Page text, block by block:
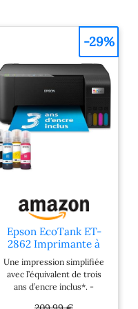
Epson EcoTank ET-
2862 Imprimante à
Réservoirs D’Encre |
Maison & Petit
Bureau | Wi-FI | A4 |
Imprimer, Copier,
Numériser | Jusqu’à 3
Une impression simplifiée
avec l’équivalent de trois
ans d’encre inclus*. -
-29%